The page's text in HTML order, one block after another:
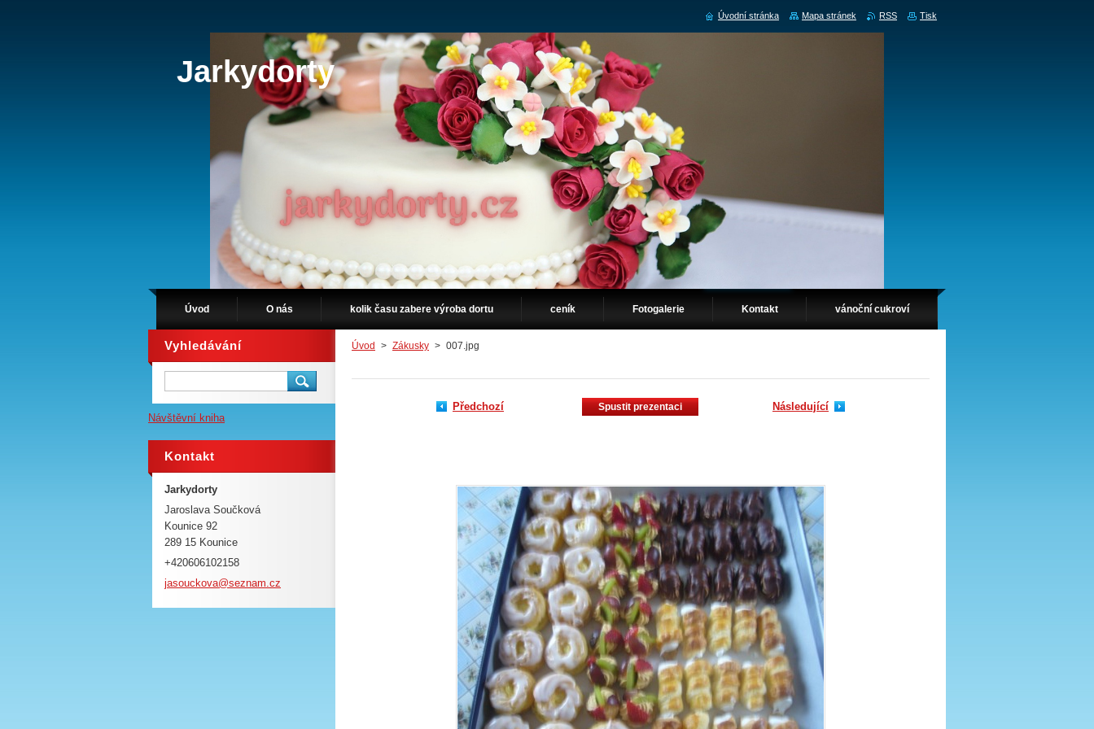
Jarkydorty
Úvod O nás kolik času zabere výroba dortu ceník Fotogalerie Kontakt vánoční cukroví
Úvod > Zákusky > 007.jpg
Předchozí Spustit prezentaci Následující
Vyhledávání
Návštěvní kniha
Kontakt
Jarkydorty
Jaroslava Součková
Kounice 92
289 15 Kounice
+420606102158
jasouckova@seznam.cz
Úvodní stránka Mapa stránek RSS Tisk